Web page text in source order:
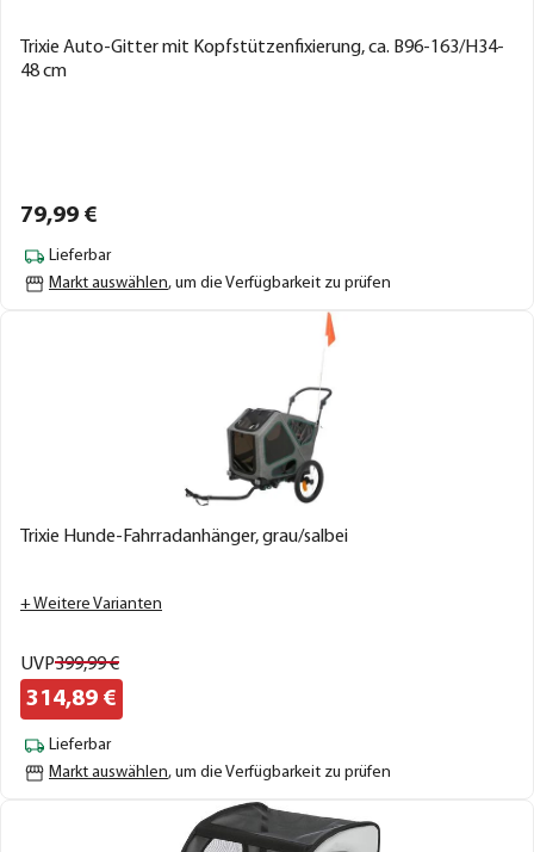
Trixie Auto-Gitter mit Kopfstützenfixierung, ca. B96-163/H34-
48 cm
79,99 €
Lieferbar
Markt auswählen, um die Verfügbarkeit zu prüfen
Trixie Hunde-Fahrradanhänger, grau/salbei
+ Weitere Varianten
UVP399,99€
314,89 €
Lieferbar
Markt auswählen, um die Verfügbarkeit zu prüfen